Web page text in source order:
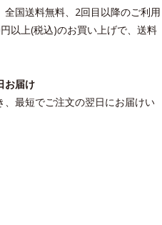
全国送料無料、2回目以降のご利用
以上(税込)のお買い上げで、送料
お届け
、最短でご注文の翌日にお届けい